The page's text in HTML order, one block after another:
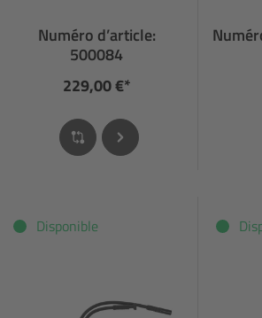
Numéro d’article:
500084
229,00 €*
Disponible